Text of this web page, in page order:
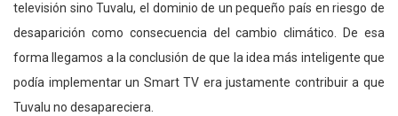
televisión sino Tuvalu, el dominio de un pequeño país en riesgo de
desaparición como consecuencia del cambio climático. De esa
forma llegamos a la conclusión de que la idea más inteligente que
podía implementar un Smart TV era justamente contribuir a que
Tuvalu no desapareciera.